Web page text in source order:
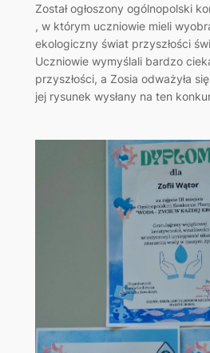
Został ogłoszony ogólnopolski
, w którym uczniowie mieli
ekologiczny świat przyszłości
Uczniowie wymyślali bardzo
przyszłości, a Zosia odważyła
jej rysunek wysłany na ten